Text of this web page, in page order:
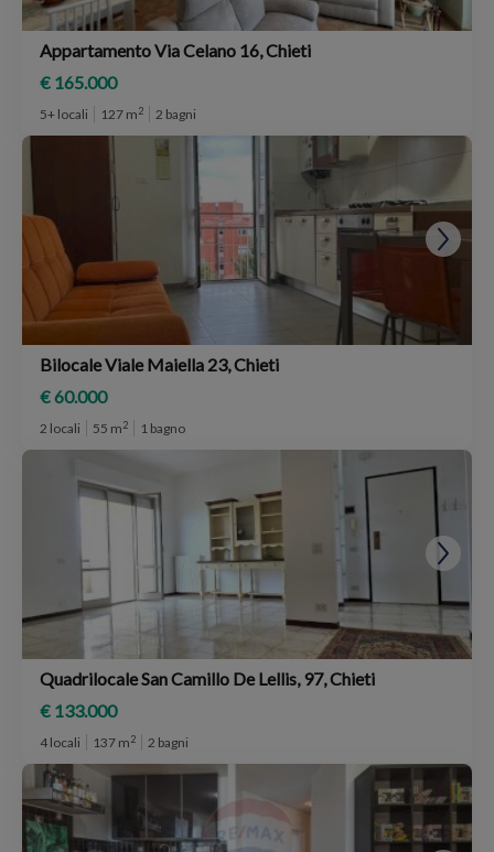
Appartamento Via Celano 16, Chieti
€ 165.000
5+ locali 127 m2 2 bagni
Bilocale Viale Maiella 23, Chieti
€ 60.000
2 locali 55 m2 1 bagno
Quadrilocale San Camillo De Lellis, 97, Chieti
€ 133.000
4 locali 137 m2 2 bagni